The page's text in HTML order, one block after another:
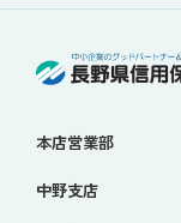
本店営業部
中野支店